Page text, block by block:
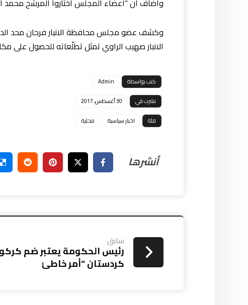
واضاف ان “اعضاء المجلس اختاروا المرشح محمد الحلبوسي محافظا
وكشف عضو مجلس محافظة الانبار فرحان محد
الانبار صهيب الراوي تمثل تطلّعاته للحصول على
كتب بواسطة
Admin
نشرت في
30 أغسطس، 2017
فئة
اخبار سياسية محلية
سابق
رئيس الحكومة يعتبر ضم
كردستان “أمر خاطئ